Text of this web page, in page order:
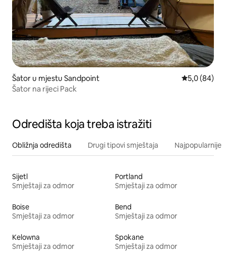
Šator u mjestu Sandpoint prosječna
5,0 (84)
Šator na rijeci Pack
Odredišta koja treba istražiti
Obližnja odredišta Drugi tipovi smještaja Najpopularnije
Sijetl
Smještaji za odmor
Portland
Smještaji za odmor
Boise
Smještaji za odmor
Bend
Smještaji za odmor
Kelowna
Smještaji za odmor
Spokane
Smještaji za odmor